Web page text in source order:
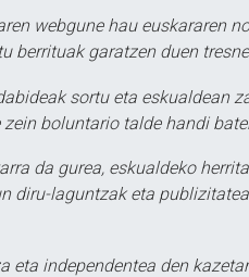
webgune hau euskararen
berrituak garatzen duen
sortu eta eskualdean
boluntario talde handi
da gurea, eskualdeko
diru-laguntzak eta
eta independentea den